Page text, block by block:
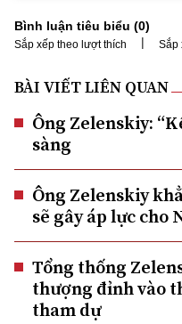
Bình luận tiêu biểu (0)
Sắp xếp theo lượt thích | Sắp
BÀI VIẾT LIÊN QUAN
Ông Zelenskiy:
sàng
Ông Zelenskiy
sẽ gây áp lực cho
Tổng thống
thượng đỉnh vào
tham dự